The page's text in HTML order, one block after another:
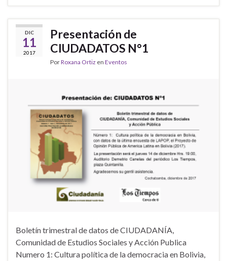
DIC
11
2017
Presentación de
CIUDADATOS N°1
PorRoxana Ortiz en Eventos
Boletín trimestral de datos de CIUDADANÍA,
Comunidad de Estudios Sociales y Acción Publica
Numero 1: Cultura política de la democracia en Bolivia,